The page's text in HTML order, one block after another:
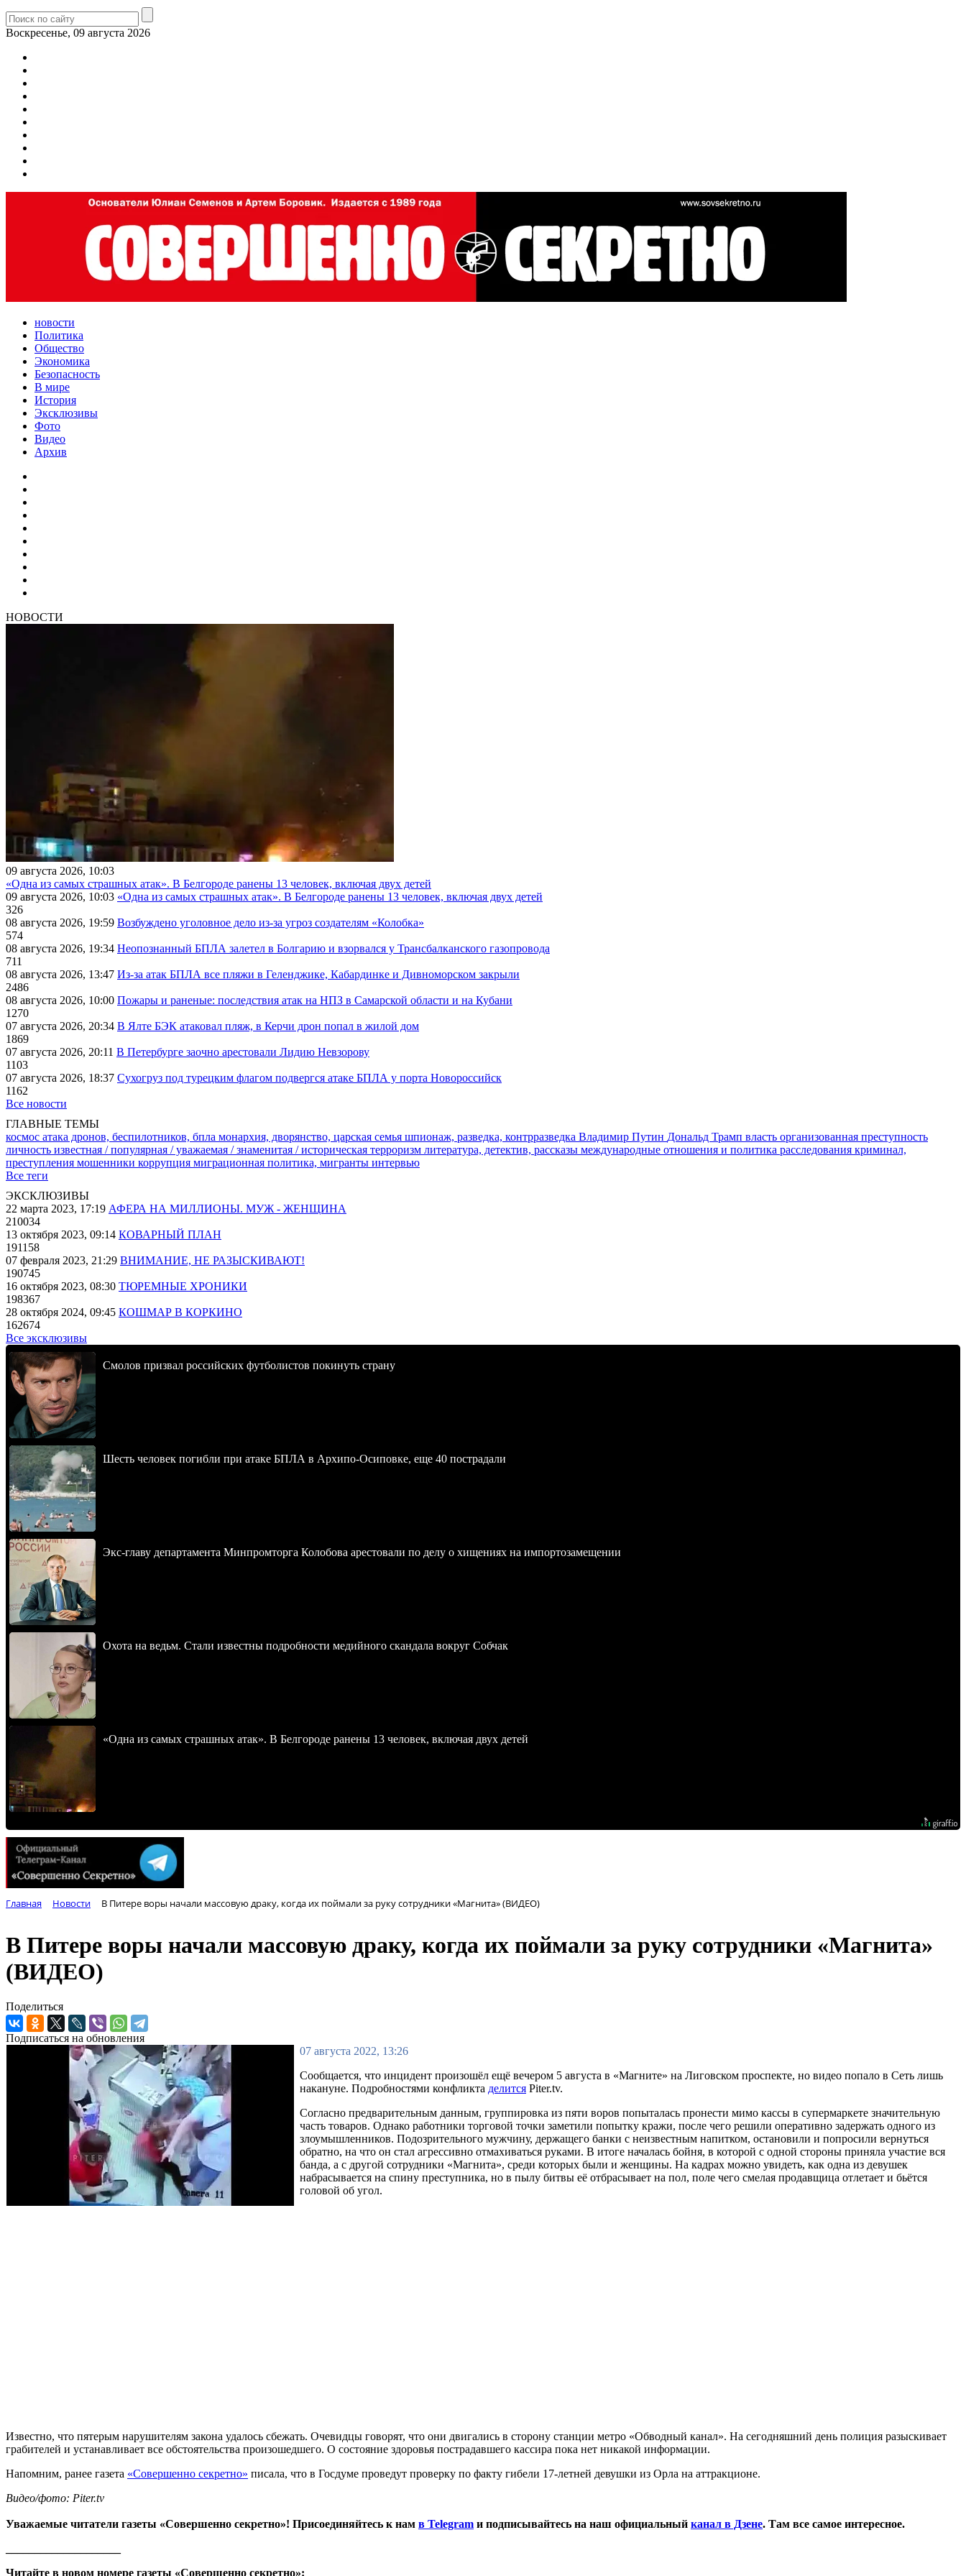
Воскресенье, 09 августа 2026
новости
Политика
Общество
Экономика
Безопасность
В мире
История
Эксклюзивы
Фото
Видео
Архив
НОВОСТИ
09 августа 2026, 10:03
«Одна из самых страшных атак». В Белгороде ранены 13 человек, включая двух детей
09 августа 2026, 10:03 «Одна из самых страшных атак». В Белгороде ранены 13 человек, включая двух детей
326
08 августа 2026, 19:59 Возбуждено уголовное дело из-за угроз создателям «Колобка»
574
08 августа 2026, 19:34 Неопознанный БПЛА залетел в Болгарию и взорвался у Трансбалканского газопровода
711
08 августа 2026, 13:47 Из-за атак БПЛА все пляжи в Геленджике, Кабардинке и Дивноморском закрыли
2486
08 августа 2026, 10:00 Пожары и раненые: последствия атак на НПЗ в Самарской области и на Кубани
1270
07 августа 2026, 20:34 В Ялте БЭК атаковал пляж, в Керчи дрон попал в жилой дом
1869
07 августа 2026, 20:11 В Петербурге заочно арестовали Лидию Невзорову
1103
07 августа 2026, 18:37 Сухогруз под турецким флагом подвергся атаке БПЛА у порта Новороссийск
1162
Все новости
ГЛАВНЫЕ ТЕМЫ
космос атака дронов, беспилотников, бпла монархия, дворянство, царская семья шпионаж, разведка, контрразведка Владимир Путин Дональд Трамп власть организованная преступность
личность известная / популярная / уважаемая / знаменитая / историческая терроризм литература, детектив, рассказы международные отношения и политика расследования криминал,
преступления мошенники коррупция миграционная политика, мигранты интервью
Все теги
ЭКСКЛЮЗИВЫ
22 марта 2023, 17:19 АФЕРА НА МИЛЛИОНЫ. МУЖ - ЖЕНЩИНА
210034
13 октября 2023, 09:14 КОВАРНЫЙ ПЛАН
191158
07 февраля 2023, 21:29 ВНИМАНИЕ, НЕ РАЗЫСКИВАЮТ!
190745
16 октября 2023, 08:30 ТЮРЕМНЫЕ ХРОНИКИ
198367
28 октября 2024, 09:45 КОШМАР В КОРКИНО
162674
Все эксклюзивы
Смолов призвал российских футболистов покинуть страну
Шесть человек погибли при атаке БПЛА в Архипо-Осиповке, еще 40 пострадали
Экс-главу департамента Минпромторга Колобова арестовали по делу о хищениях на импортозамещении
Охота на ведьм. Стали известны подробности медийного скандала вокруг Собчак
«Одна из самых страшных атак». В Белгороде ранены 13 человек, включая двух детей
Главная Новости В Питере воры начали массовую драку, когда их поймали за руку сотрудники «Магнита» (ВИДЕО)
В Питере воры начали массовую драку, когда их поймали за руку сотрудники «Магнита»
(ВИДЕО)
Поделиться
Подписаться на обновления
07 августа 2022, 13:26
Сообщается, что инцидент произошёл ещё вечером 5 августа в «Магните» на Лиговском проспекте, но видео попало в Сеть лишь
накануне. Подробностями конфликта делится Piter.tv.
Согласно предварительным данным, группировка из пяти воров попыталась пронести мимо кассы в супермаркете значительную
часть товаров. Однако работники торговой точки заметили попытку кражи, после чего решили оперативно задержать одного из
злоумышленников. Подозрительного мужчину, держащего банки с неизвестным напитком, остановили и попросили вернуться
обратно, на что он стал агрессивно отмахиваться руками. В итоге началась бойня, в которой с одной стороны приняла участие вся
банда, а с другой сотрудники «Магнита», среди которых были и женщины. На кадрах можно увидеть, как одна из девушек
набрасывается на спину преступника, но в пылу битвы её отбрасывает на пол, поле чего смелая продавщица отлетает и бьётся
головой об угол.
Известно, что пятерым нарушителям закона удалось сбежать. Очевидцы говорят, что они двигались в сторону станции метро «Обводный канал». На сегодняшний день полиция разыскивает
грабителей и устанавливает все обстоятельства произошедшего. О состояние здоровья пострадавшего кассира пока нет никакой информации.
Напомним, ранее газета «Совершенно секретно» писала, что в Госдуме проведут проверку по факту гибели 17-летней девушки из Орла на аттракционе.
Видео/фото: Piter.tv
Уважаемые читатели газеты «Совершенно секретно»! Присоединяйтесь к нам в Telegram и подписывайтесь на наш официальный канал в Дзене. Там все самое интересное.
Читайте в новом номере газеты «Совершенно секретно»: